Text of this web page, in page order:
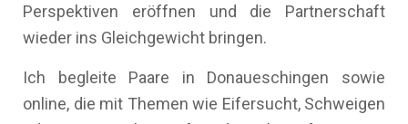
Perspektiven eröffnen und die Partnerschaft
wieder ins Gleichgewicht bringen.
Ich begleite Paare in Donaueschingen sowie
online, die mit Themen wie Eifersucht, Schweigen